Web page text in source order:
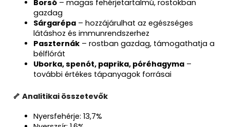
Borsó – magas fehérjetartalmú, rostokban
gazdag
Sárgarépa – hozzájárulhat az egészséges
látáshoz és immunrendszerhez
Paszternák – rostban gazdag, támogathatja a
bélflórát
Uborka, spenót, paprika, póréhagyma –
további értékes tápanyagok forrásai
🦴 Analitikai összetevők
Nyersfehérje: 13,7%